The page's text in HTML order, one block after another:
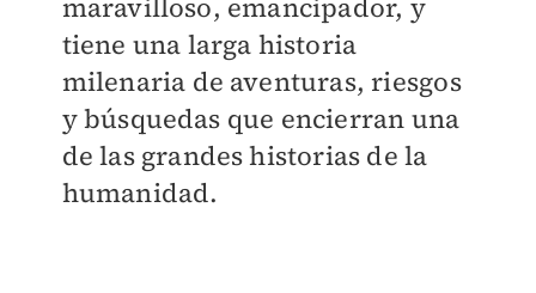
maravilloso, emancipador, y
tiene una larga historia
milenaria de aventuras, riesgos
y búsquedas que encierran una
de las grandes historias de la
humanidad.